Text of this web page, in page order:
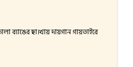
ব্যাঙের ছা।খায় দায়গান গায়তাইরে